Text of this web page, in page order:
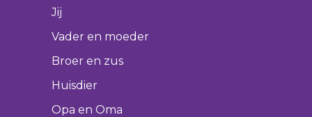
Jij
Vader en moeder
Broer en zus
Huisdier
Opa en Oma